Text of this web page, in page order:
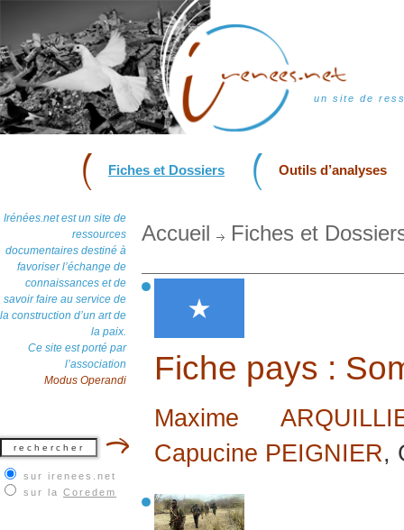
un site de
Fiches et Dossiers Outils d’analyses
Irénées.net est un site de
ressources
documentaires destiné à
favoriser l’échange de
connaissances et de
savoir faire au service de
la construction d’un art de
la paix.
Ce site est porté par
l’association
Modus Operandi
sur irenees.net
sur la Coredem
Accueil Fiches et
Fiche pays :
Maxime
Capucine PEIGNIER,